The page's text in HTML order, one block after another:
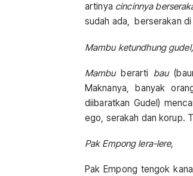
artinya cincinnya
sudah ada, berserakan
Mambu ketundhung gudel,
Mambuberarti bau
Maknanya, banyak
diibaratkan Gudel)
ego, serakah dan korup.
Pak Empong lera-lere,
Pak Empong tengok